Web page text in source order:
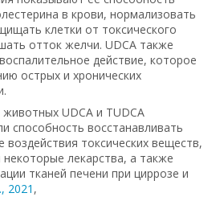
в крови, нормализовать
клетки от токсического
отток желчи. UDCA также
действие, которое
острых и хронических
UDCA и TUDCA
способность восстанавливать
воздействия токсических веществ,
лекарства, а также
тканей печени при циррозе и
2021 ,